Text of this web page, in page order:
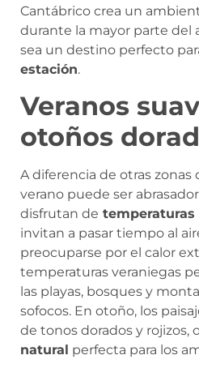
Cantábrico crea un
durante la mayor parte del
sea un destino perfecto
estación.
Veranos
otoños
A diferencia de otras zonas
verano puede ser
disfrutan de temperaturas
invitan a pasar tiempo al
preocuparse por el calor
temperaturas veraniegas
las playas, bosques y
sofocos. En otoño, los
de tonos dorados y rojizos,
natural perfecta para los